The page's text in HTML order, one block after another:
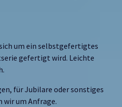
um ein selbstgefertigtes
gefertigt wird. Leichte
für Jubilare oder sonstiges
um Anfrage.